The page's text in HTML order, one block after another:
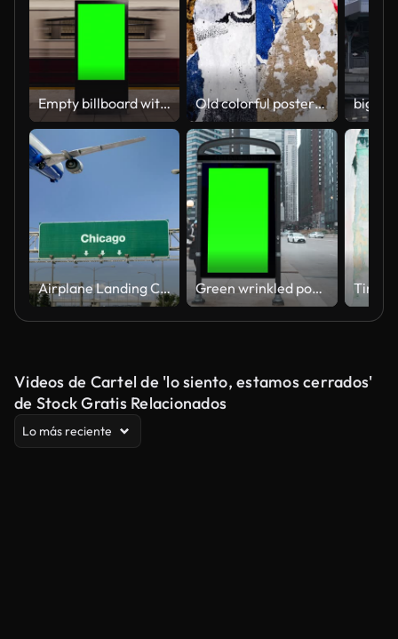
Empty billboard with a green screen for advertising on a subway station. 4k 3D animation Old colorful posters ripped torn crumpled paper abstract grunge texture wall backdrop placard surface. Seamless loop collage urban street posters slideshow background
Airplane Landing Chicago Green wrinkled poster template in city. Glued paper mockup. Blank wheatpaste on textured wall. Empty street art sticker mock up. Billboard advertisment advertiser in Chicago, Illinois, USA
Videos de Cartel de 'lo siento, estamos cerrados'
de Stock Gratis Relacionados
Lo más reciente